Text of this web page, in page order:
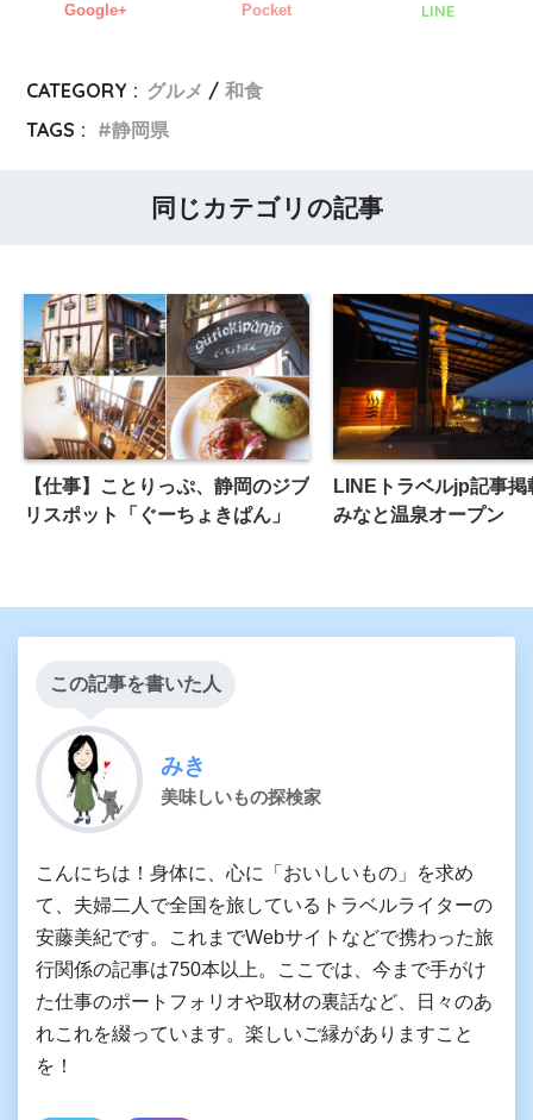
Google+ Pocket LINE
CATEGORY : グルメ
和食
TAGS :
静岡県
同じカテゴリの記事
【仕事】ことりっぷ、静岡のジブ
リスポット「ぐーちょきぱん」
LINEトラベルjp記事掲
みなと温泉オープン
この記事を書いた人
みき
美味しいもの探検家
こんにちは！身体に、心に「おいしいもの」を求め
て、夫婦二人で全国を旅しているトラベルライターの
安藤美紀です。これまでWebサイトなどで携わった旅
行関係の記事は750本以上。ここでは、今まで手がけ
た仕事のポートフォリオや取材の裏話など、日々のあ
れこれを綴っています。楽しいご縁がありますこと
を！